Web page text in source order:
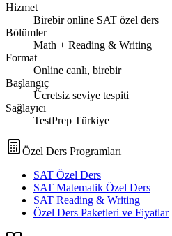
Hizmet
Birebir online SAT özel ders
Bölümler
Math + Reading & Writing
Format
Online canlı, birebir
Başlangıç
Ücretsiz seviye tespiti
Sağlayıcı
TestPrep Türkiye
Özel Ders Programları
SAT Özel Ders
SAT Matematik Özel Ders
SAT Reading & Writing
Özel Ders Paketleri ve Fiyatlar